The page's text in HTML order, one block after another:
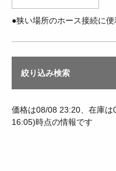
●狭い場所のホース接続に便
絞り込み検索
価格は08/08 23:20、在庫
16:05)時点の情報です